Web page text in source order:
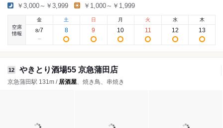
￥3,000～￥3,999 ￥1,000～￥1,999
空席
情報
金
8/7
土
8
日
9
月
10
火
11
水
12
木
13
12 やきとり酒場55 京急蒲田店
京急蒲田駅 131m / 居酒屋、焼き鳥、串焼き